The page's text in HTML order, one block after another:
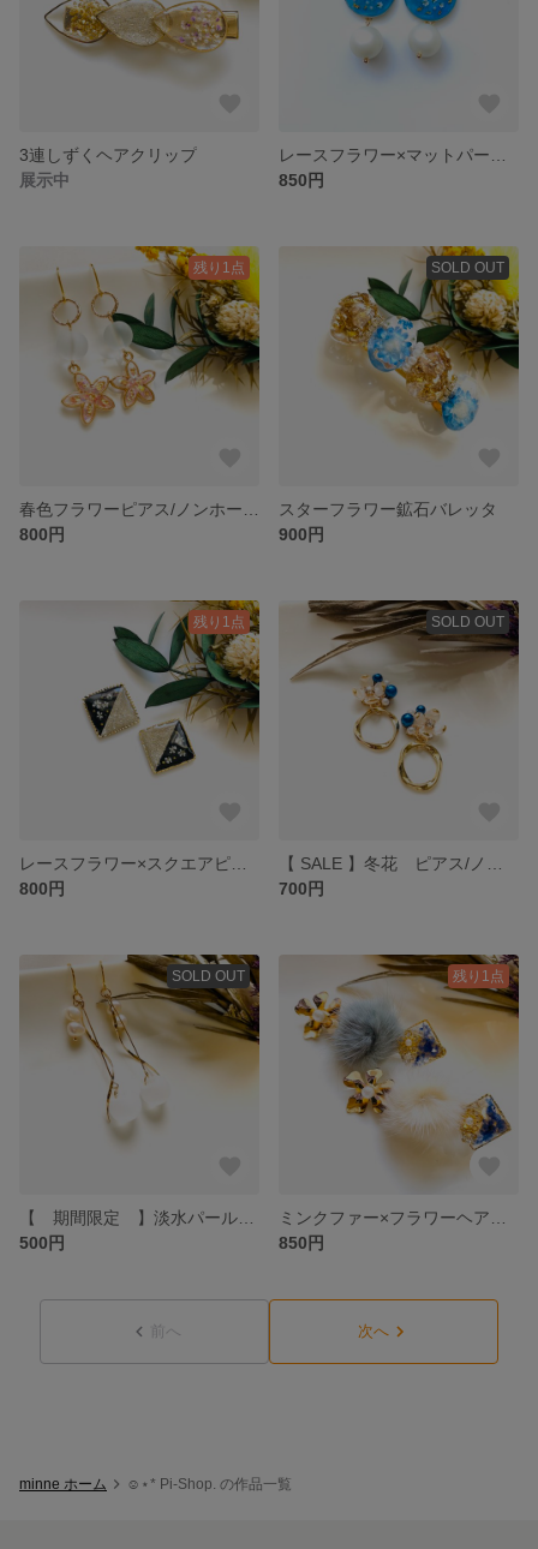
3連しずくヘアクリップ
展示中
850円
残り1点
800円
SOLD OUT
スターフラワー鉱石バレッタ
900円
残り1点
800円
SOLD OUT
700円
SOLD OUT
500円
残り1点
850円
前へ 次へ
minne ホーム ☺︎⋆︎* Pi-Shop. の作品一覧